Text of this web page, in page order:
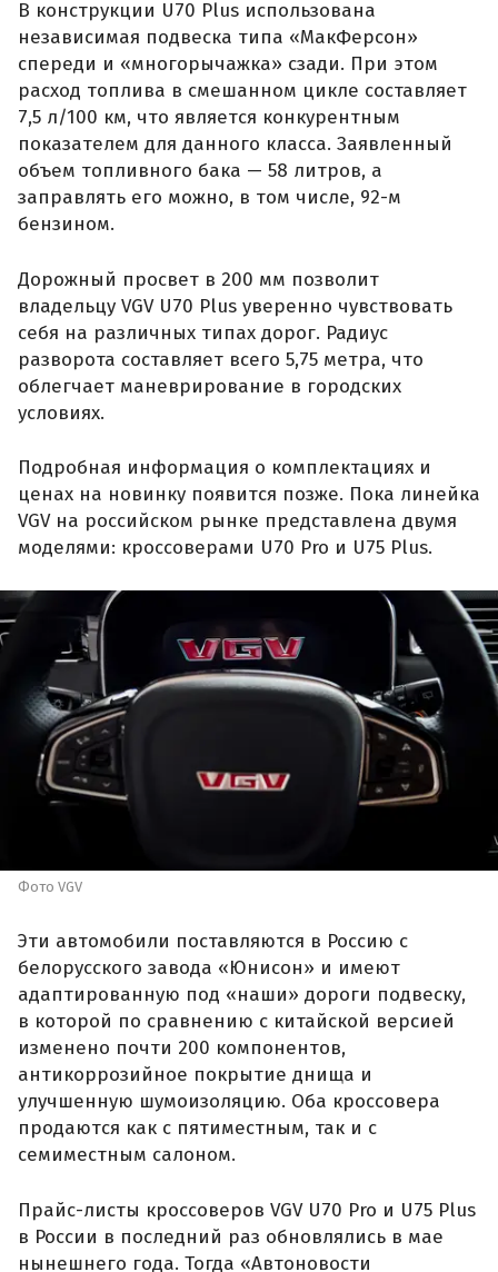
В конструкции U70 Plus использована
независимая подвеска типа «МакФерсон»
спереди и «многорычажка» сзади. При этом
расход топлива в смешанном цикле составляет
7,5 л/100 км, что является конкурентным
показателем для данного класса. Заявленный
объем топливного бака — 58 литров, а
заправлять его можно, в том числе, 92-м
бензином.
Дорожный просвет в 200 мм позволит
владельцу VGV U70 Plus уверенно чувствовать
себя на различных типах дорог. Радиус
разворота составляет всего 5,75 метра, что
облегчает маневрирование в городских
условиях.
Подробная информация о комплектациях и
ценах на новинку появится позже. Пока линейка
VGV на российском рынке представлена двумя
моделями: кроссоверами U70 Pro и U75 Plus.
Фото VGV
Эти автомобили поставляются в Россию с
белорусского завода «Юнисон» и имеют
адаптированную под «наши» дороги подвеску,
в которой по сравнению с китайской версией
изменено почти 200 компонентов,
антикоррозийное покрытие днища и
улучшенную шумоизоляцию. Оба кроссовера
продаются как с пятиместным, так и с
семиместным салоном.
Прайс-листы кроссоверов VGV U70 Pro и U75 Plus
в России в последний раз обновлялись в мае
нынешнего года. Тогда «Автоновости